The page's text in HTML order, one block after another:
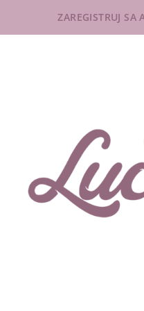
ZAREGISTRUJ SA